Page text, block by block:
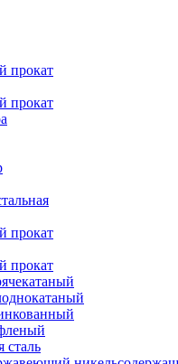
прокат
прокат
прокат
прокат
сталь